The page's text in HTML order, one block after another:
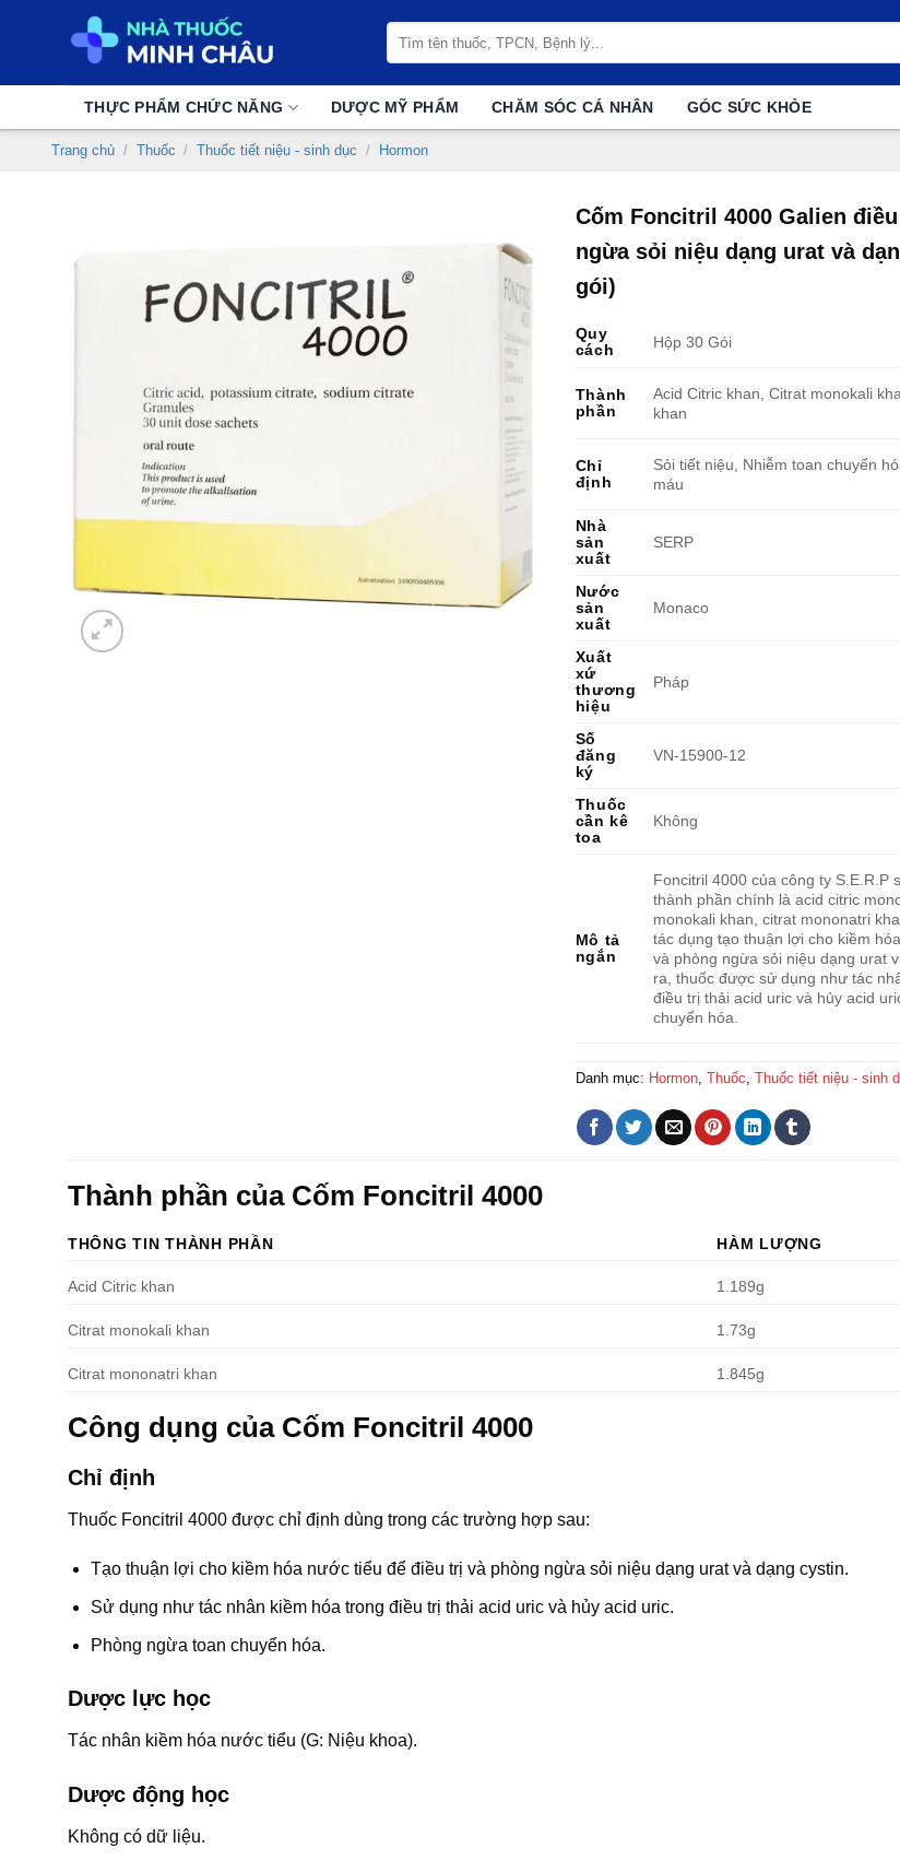
kiếm:
THỰC PHẨM CHỨC NĂNG DƯỢC MỸ PHẨM CHĂM SÓC CÁ NHÂN GÓC SỨC KHỎE
Trang chủ / Thuốc / Thuốc tiết niệu - sinh dục / Hormon
Cốm Foncitril 4000 Galien
ngừa sỏi niệu dạng urat và
gói)
Quy
cách
Hộp 30 Gói
Thành
phần
Acid Citric khan, Citrat monokali
khan
Chỉ
định
Sỏi tiết niệu, Nhiễm toan chuyển
máu
Nhà
sản
xuất
SERP
Nước
sản
xuất
Monaco
Xuất
xứ
thương
hiệu
Pháp
Số
đăng
ký
VN-15900-12
Thuốc
cần kê
toa
Không
Mô tả
ngắn
Foncitril 4000 của công ty S.E.R.P
thành phần chính là acid citric
monokali khan, citrat mononatri
tác dụng tạo thuận lợi cho kiềm
và phòng ngừa sỏi niệu dạng urat
ra, thuốc được sử dụng như tác
điều trị thải acid uric và hủy acid
chuyển hóa.
Danh mục: Hormon, Thuốc, Thuốc tiết niệu - sinh
Thành phần của Cốm Foncitril 4000
THÔNG TIN THÀNH PHẦN HÀM LƯỢNG
Acid Citric khan 1.189g
Citrat monokali khan 1.73g
Citrat mononatri khan 1.845g
Công dụng của Cốm Foncitril 4000
Chỉ định
Thuốc Foncitril 4000 được chỉ định dùng trong các trường hợp sau:
Tạo thuận lợi cho kiềm hóa nước tiểu để điều trị và phòng ngừa sỏi niệu dạng urat và dạng cystin.
Sử dụng như tác nhân kiềm hóa trong điều trị thải acid uric và hủy acid uric.
Phòng ngừa toan chuyển hóa.
Dược lực học
Tác nhân kiềm hóa nước tiểu (G: Niệu khoa).
Dược động học
Không có dữ liệu.